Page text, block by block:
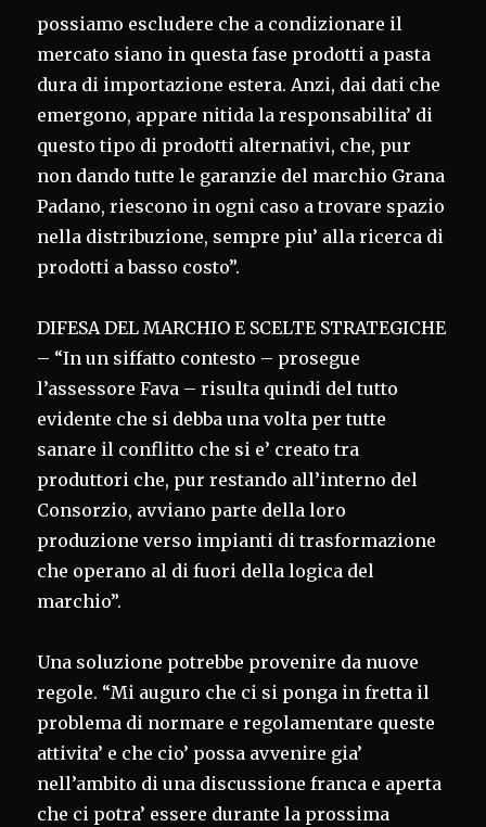
possiamo escludere che a condizionare il
mercato siano in questa fase prodotti a pasta
dura di importazione estera. Anzi, dai dati che
emergono, appare nitida la responsabilita’ di
questo tipo di prodotti alternativi, che, pur
non dando tutte le garanzie del marchio Grana
Padano, riescono in ogni caso a trovare spazio
nella distribuzione, sempre piu’ alla ricerca di
prodotti a basso costo”.
DIFESA DEL MARCHIO E SCELTE STRATEGICHE
– “In un siffatto contesto – prosegue
l’assessore Fava – risulta quindi del tutto
evidente che si debba una volta per tutte
sanare il conflitto che si e’ creato tra
produttori che, pur restando all’interno del
Consorzio, avviano parte della loro
produzione verso impianti di trasformazione
che operano al di fuori della logica del
marchio”.
Una soluzione potrebbe provenire da nuove
regole. “Mi auguro che ci si ponga in fretta il
problema di normare e regolamentare queste
attivita’ e che cio’ possa avvenire gia’
nell’ambito di una discussione franca e aperta
che ci potra’ essere durante la prossima